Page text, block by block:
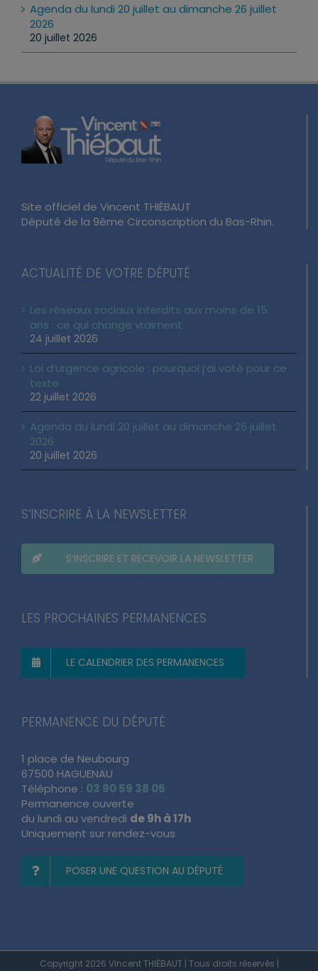
Agenda du lundi 20 juillet au dimanche 26 juillet
2026
20 juillet 2026
Site officiel de Vincent THIÉBAUT
Député de la 9ème Circonscription du Bas-Rhin.
ACTUALITÉ DE VOTRE DÉPUTÉ
Les réseaux sociaux interdits aux moins de 15
ans : ce qui change vraiment
24 juillet 2026
Loi d’urgence agricole : pourquoi j’ai voté pour ce
texte
22 juillet 2026
Agenda du lundi 20 juillet au dimanche 26 juillet
2026
20 juillet 2026
S’INSCRIRE À LA NEWSLETTER
S’INSCRIRE ET RECEVOIR LA NEWSLETTER
LES PROCHAINES PERMANENCES
LE CALENDRIER DES PERMANENCES
PERMANENCE DU DÉPUTÉ
1 place de Neubourg
67500 HAGUENAU
Téléphone : 03 90 59 38 05
Permanence ouverte
du lundi au vendredi de 9h à 17h
Uniquement sur rendez-vous
POSER UNE QUESTION AU DÉPUTÉ
Copyright 2026 Vincent THIÉBAUT | Tous droits réservés |